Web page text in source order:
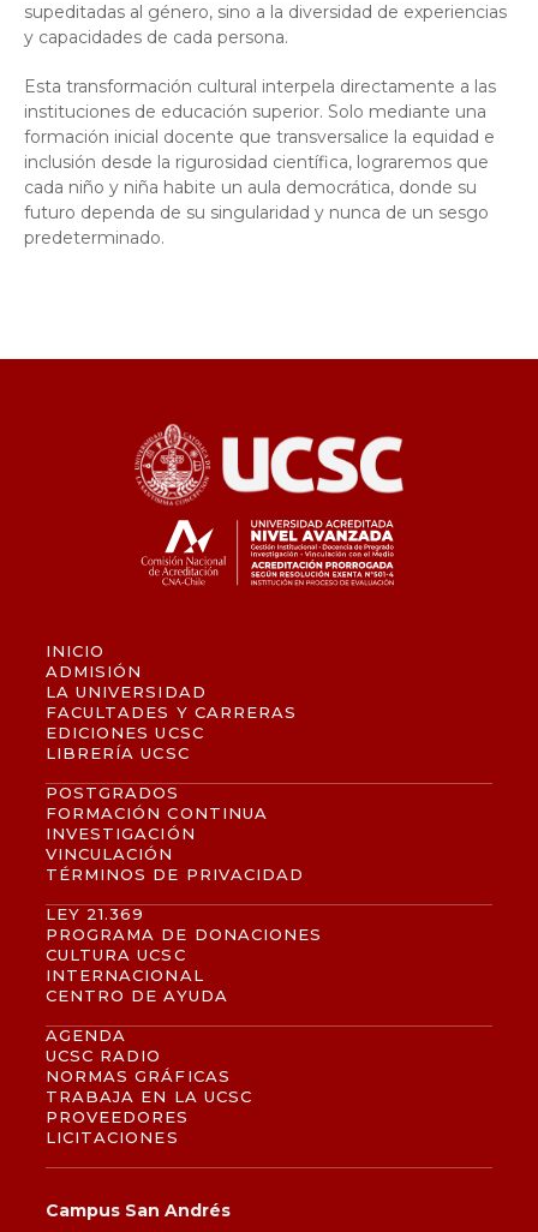
supeditadas al género, sino a la diversidad de experiencias
y capacidades de cada persona.
Esta transformación cultural interpela directamente a las
instituciones de educación superior. Solo mediante una
formación inicial docente que transversalice la equidad e
inclusión desde la rigurosidad científica, lograremos que
cada niño y niña habite un aula democrática, donde su
futuro dependa de su singularidad y nunca de un sesgo
predeterminado.
INICIO
ADMISIÓN
LA UNIVERSIDAD
FACULTADES Y CARRERAS
EDICIONES UCSC
LIBRERÍA UCSC
POSTGRADOS
FORMACIÓN CONTINUA
INVESTIGACIÓN
VINCULACIÓN
TÉRMINOS DE PRIVACIDAD
LEY 21.369
PROGRAMA DE DONACIONES
CULTURA UCSC
INTERNACIONAL
CENTRO DE AYUDA
AGENDA
UCSC RADIO
NORMAS GRÁFICAS
TRABAJA EN LA UCSC
PROVEEDORES
LICITACIONES
Campus San Andrés